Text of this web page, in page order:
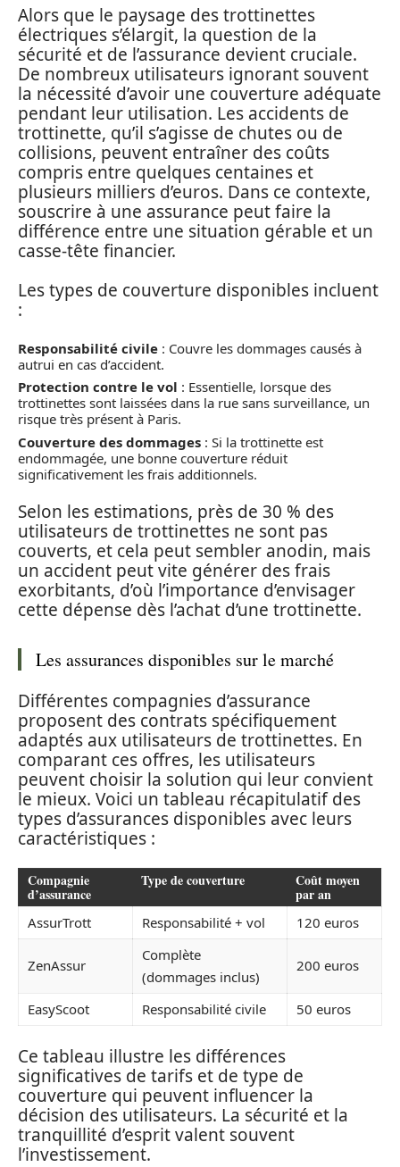
Alors que le paysage des trottinettes
électriques s’élargit, la question de la
sécurité et de l’assurance devient cruciale.
De nombreux utilisateurs ignorant souvent
la nécessité d’avoir une couverture adéquate
pendant leur utilisation. Les accidents de
trottinette, qu’il s’agisse de chutes ou de
collisions, peuvent entraîner des coûts
compris entre quelques centaines et
plusieurs milliers d’euros. Dans ce contexte,
souscrire à une assurance peut faire la
différence entre une situation gérable et un
casse-tête financier.
Les types de couverture disponibles incluent
:
Responsabilité civile : Couvre les dommages causés à
autrui en cas d’accident.
Protection contre le vol : Essentielle, lorsque des
trottinettes sont laissées dans la rue sans surveillance, un
risque très présent à Paris.
Couverture des dommages : Si la trottinette est
endommagée, une bonne couverture réduit
significativement les frais additionnels.
Selon les estimations, près de 30 % des
utilisateurs de trottinettes ne sont pas
couverts, et cela peut sembler anodin, mais
un accident peut vite générer des frais
exorbitants, d’où l’importance d’envisager
cette dépense dès l’achat d’une trottinette.
Les assurances disponibles sur le marché
Différentes compagnies d’assurance
proposent des contrats spécifiquement
adaptés aux utilisateurs de trottinettes. En
comparant ces offres, les utilisateurs
peuvent choisir la solution qui leur convient
le mieux. Voici un tableau récapitulatif des
types d’assurances disponibles avec leurs
caractéristiques :
Compagnie
d’assurance
Type de couverture Coût moyen
par an
AssurTrott Responsabilité + vol 120 euros
ZenAssur
Complète
(dommages inclus)
200 euros
EasyScoot Responsabilité civile 50 euros
Ce tableau illustre les différences
significatives de tarifs et de type de
couverture qui peuvent influencer la
décision des utilisateurs. La sécurité et la
tranquillité d’esprit valent souvent
l’investissement.